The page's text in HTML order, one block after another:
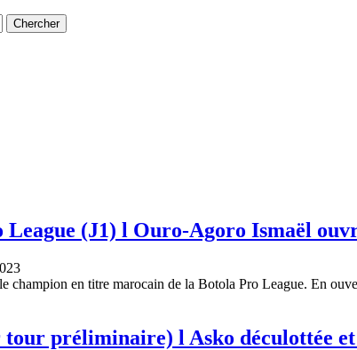
(J1) l Ouro-Agoro Ismaël
champion en titre marocain de la Botola Pro League. En
préliminaire) l Asko déculottée